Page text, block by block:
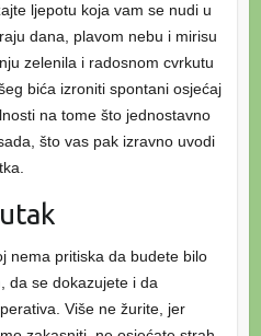
ljepotu koja vam se nudi u
dana, plavom nebu i mirisu
zelenila i radosnom cvrkutu
bića izroniti spontani osjećaj
na tome što jednostavno
što vas pak izravno uvodi
nema pritiska da budete bilo
da se dokazujete i da
Više ne žurite, jer